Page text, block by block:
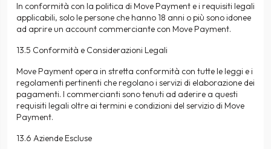
In conformità con la politica di Move Payment e i requisiti legali
applicabili, solo le persone che hanno 18 anni o più sono idonee
ad aprire un account commerciante con Move Payment.
13.5 Conformità e Considerazioni Legali
Move Payment opera in stretta conformità con tutte le leggi e i
regolamenti pertinenti che regolano i servizi di elaborazione dei
pagamenti. I commercianti sono tenuti ad aderire a questi
requisiti legali oltre ai termini e condizioni del servizio di Move
Payment.
13.6 Aziende Escluse